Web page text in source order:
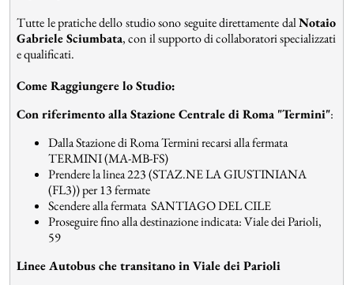
Tutte le pratiche dello studio sono seguite direttamente dalNotaio
Gabriele Sciumbata, con il supporto di collaboratori specializzati
e qualificati.
Come Raggiungere lo Studio:
Con riferimento alla Stazione Centrale di Roma "Termini":
Dalla Stazione di Roma Termini recarsi alla fermata
TERMINI (MA-MB-FS)
Prendere la linea 223 (STAZ.NE LA GIUSTINIANA
(FL3)) per 13 fermate
Scendere alla fermata SANTIAGO DEL CILE
Proseguire fino alla destinazione indicata: Viale dei Parioli,
59
Linee Autobus che transitano in Viale dei Parioli